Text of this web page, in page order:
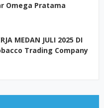
Omega Pratama
MEDAN JULI 2025 DI
Trading Company